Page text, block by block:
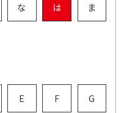
な は ま
E F G